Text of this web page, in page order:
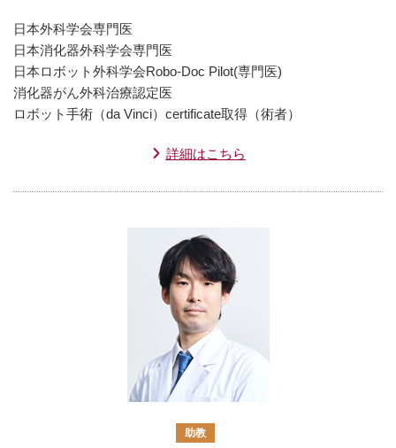
日本外科学会専門医
日本消化器外科学会専門医
日本ロボット外科学会Robo-Doc Pilot(専門医)
消化器がん外科治療認定医
ロボット手術（da Vinci）certificate取得（術者）
詳細はこちら
助教